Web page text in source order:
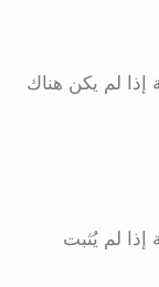
إذا لم يكن هناك
لم يُثبت